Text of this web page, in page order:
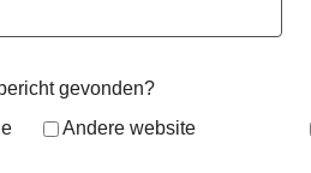
gevonden?
Andere website